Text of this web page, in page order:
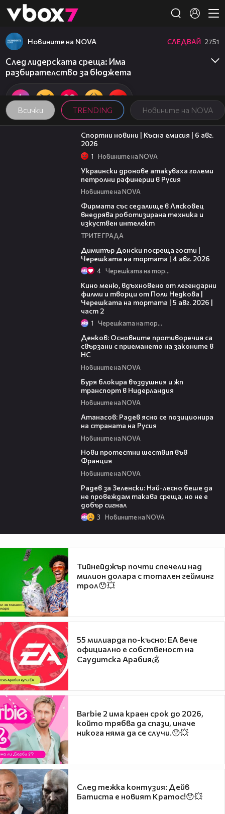
👾
Всички TRENDING Новините на NOVA
Новините на NOVA СЛЕДВАЙ 2751
След лидерската среща: Има
разбирателство за бюджета
04:51
Спортни новини | Късна емисия | 6 авг.
2026
1 Новините на NOVA
Украински дронове атакуваха големи
петролни рафинерии в Русия
Новините на NOVA
Фирмата със седалище в Лясковец
внедрява роботизирана техника и
изкуствен интелект
ТРИТЕ ГРАДА
Димитър Донски посреща гости |
Черешката на тортата | 4 авг. 2026
4 Черешката на тортата
Кино меню, вдъхновено от легендарни
филми и творци от Поли Недкова |
Черешката на тортата | 5 авг. 2026 |
част 2
1 Черешката на тортата
Денков: Основните противоречия са
свързани с приемането на законите в
НС
Новините на NOVA
Буря блокира въздушния и жп
транспорт в Нидерландия
Новините на NOVA
Атанасов: Радев ясно се позиционира
на страната на Русия
Новините на NOVA
Нови протестни шествия във
Франция
Новините на NOVA
Радев за Зеленски: Най-лесно беше да
не провеждам такава среща, но не е
добър сигнал
3 Новините на NOVA
Тийнейджър почти спечели над
милион долара с тотален гейминг
трол😯💥
55 милиарда по-късно: EA вече
официално е собственост на
Саудитска Арабия💰
Barbie 2 има краен срок до 2026,
който трябва да спази, иначе
никога няма да се случи.😯💥
След тежка контузия: Дейв
Батиста е новият Кратос!😯💥